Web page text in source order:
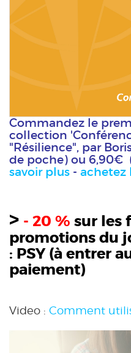
Commandez le
collection
"Résilience", par
de poche) ou 6,90€
savoir plus - achetez
> - 20 % sur les
promotions du
: PSY(à entrer
paiement)
Video : Comment